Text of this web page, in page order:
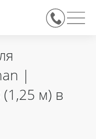
|
(1,25 м) в